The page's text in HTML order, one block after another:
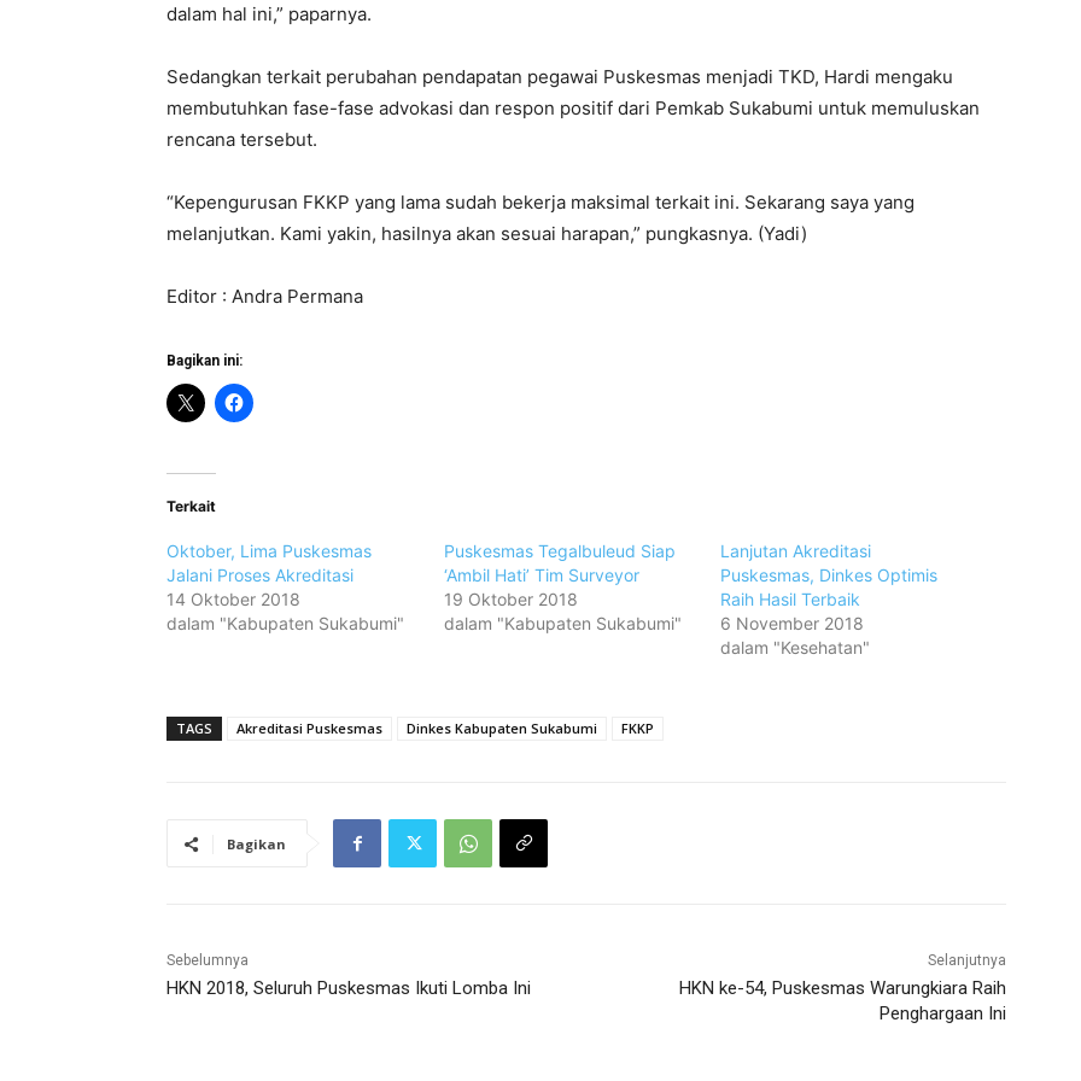
dalam hal ini,” paparnya.
Sedangkan terkait perubahan pendapatan pegawai Puskesmas menjadi TKD, Hardi mengaku
membutuhkan fase-fase advokasi dan respon positif dari Pemkab Sukabumi untuk memuluskan
rencana tersebut.
“Kepengurusan FKKP yang lama sudah bekerja maksimal terkait ini. Sekarang saya yang
melanjutkan. Kami yakin, hasilnya akan sesuai harapan,” pungkasnya. (Yadi)
Editor : Andra Permana
Bagikan ini:
Terkait
Oktober, Lima Puskesmas
Jalani Proses Akreditasi
14 Oktober 2018
dalam "Kabupaten Sukabumi"
Puskesmas Tegalbuleud Siap
‘Ambil Hati’ Tim Surveyor
19 Oktober 2018
dalam "Kabupaten Sukabumi"
Lanjutan Akreditasi
Puskesmas, Dinkes Optimis
Raih Hasil Terbaik
6 November 2018
dalam "Kesehatan"
TAGS Akreditasi Puskesmas Dinkes Kabupaten Sukabumi FKKP
Bagikan
Sebelumnya
HKN 2018, Seluruh Puskesmas Ikuti Lomba Ini
Selanjutnya
HKN ke-54, Puskesmas Warungkiara Raih
Penghargaan Ini